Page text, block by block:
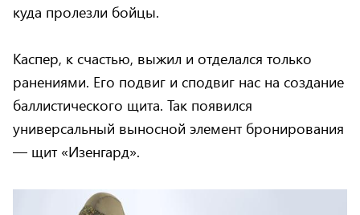
куда пролезли бойцы.
Каспер, к счастью, выжил и отделался только
ранениями. Его подвиг и сподвиг нас на создание
баллистического щита. Так появился
универсальный выносной элемент бронирования
— щит «Изенгард».